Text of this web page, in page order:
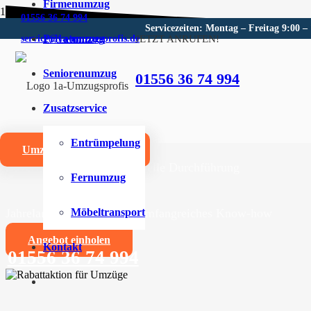
01556 36 74 994
service@1a-umzugsprofis.de
Servicezeiten: Montag – Freitag 9:00 –
JETZT ANRUFEN!
01556 36 74 994
Firmenumzug
Privatumzug
Seniorenumzug
Zusatzservice
Entrümpelung
Fernumzug
Möbeltransport
Kontakt
Umzugskostenrechner
Umzugsunternehmen für
Wir sind Ihr kompetentes Umzugsunternehmen für
Zuverlässige und professionelle Durchführung
Jahrelange Erfahrung und umfangreiches Know-how
Angebot einholen
01556 36 74 994